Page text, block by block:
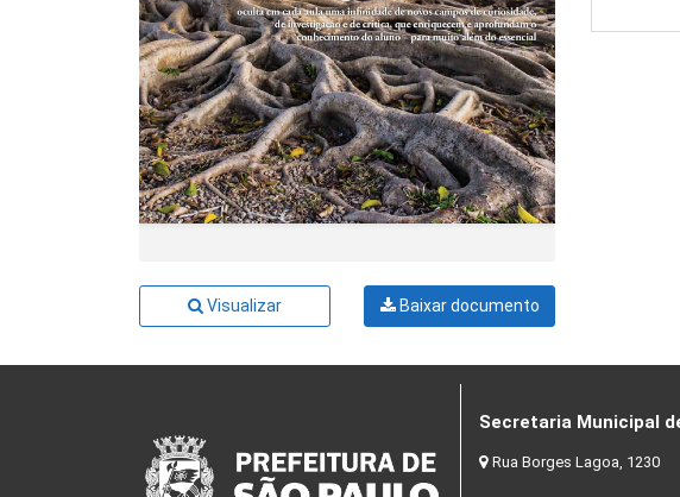
Visualizar Baixar documento
Secretaria Municipal
Rua Borges Lagoa, 1230